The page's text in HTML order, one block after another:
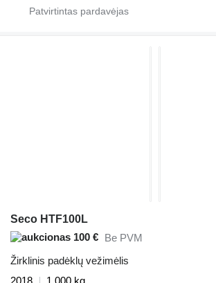
Seco HTF100L
100 € Be PVM
Žirklinis padėklų vežimėlis
2018
1 000 kg